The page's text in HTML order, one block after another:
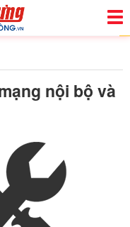
nội bộ và